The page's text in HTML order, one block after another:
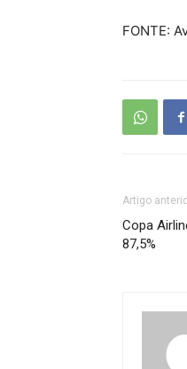
FONTE:
Artigo
Copa
87,5%